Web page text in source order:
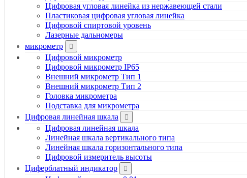
Цифровая угловая линейка из нержавеющей стали
Пластиковая цифровая угловая линейка
Цифровой спиртовой уровень
Лазерные дальномеры
микрометр
Цифровой микрометр
Цифровой микрометр IP65
Внешний микрометр Тип 1
Внешний микрометр Тип 2
Головка микрометра
Подставка для микрометра
Цифровая линейная шкала
Цифровая линейная шкала
Линейная шкала вертикального типа
Линейная шкала горизонтального типа
Цифровой измеритель высоты
Циферблатный индикатор